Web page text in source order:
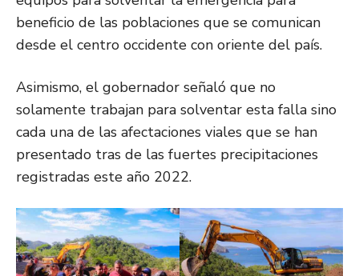
beneficio de las poblaciones que se comunican
desde el centro occidente con oriente del país.
Asimismo, el gobernador señaló que no
solamente trabajan para solventar esta falla sino
cada una de las afectaciones viales que se han
presentado tras de las fuertes precipitaciones
registradas este año 2022.